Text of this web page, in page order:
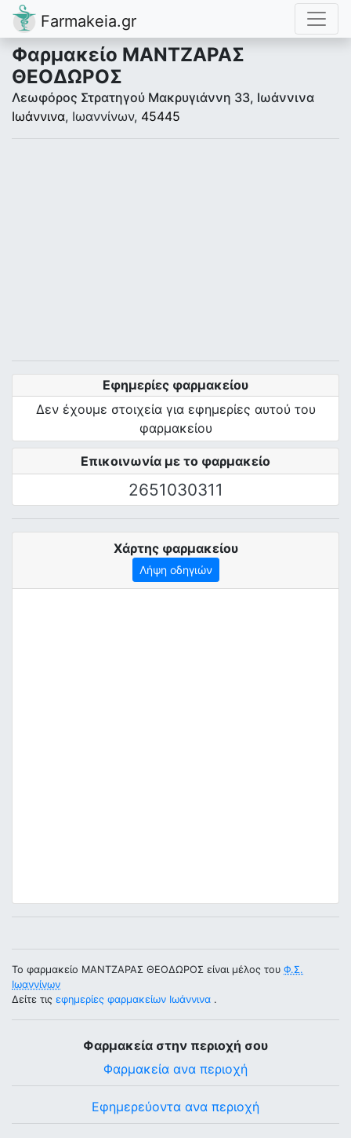
Farmakeia.gr
Φαρμακείο ΜΑΝΤΖΑΡΑΣ
ΘΕΟΔΩΡΟΣ
Λεωφόρος Στρατηγού Μακρυγιάννη 33, Ιωάννινα
Ιωάννινα, Ιωαννίνων, 45445
Επικοινωνία με το φαρμακείο
2651030311
Εφημερίες φαρμακείου
Δεν έχουμε στοιχεία για εφημερίες αυτού του
φαρμακείου
Χάρτης φαρμακείου
Λήψη οδηγιών
Το φαρμακείο ΜΑΝΤΖΑΡΑΣ ΘΕΟΔΩΡΟΣ είναι μέλος του Φ.Σ.
Ιωαννίνων
Δείτε τις εφημερίες φαρμακείων Ιωάννινα .
Φαρμακεία στην περιοχή σου
Φαρμακεία ανα περιοχή
Εφημερεύοντα ανα περιοχή